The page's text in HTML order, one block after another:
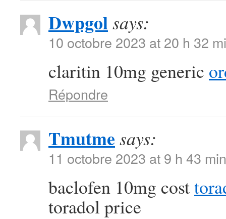
Dwpgolsays:
10 octobre 2023 at 20 h 32
claritin 10mg generic
Répondre
Tmutme says:
11 octobre 2023 at 9 h 43 min
baclofen 10mg cost
toradol price